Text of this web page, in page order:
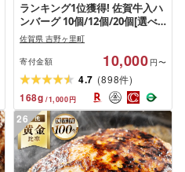
ランキング1位獲得! 佐賀牛入ハ
ンバーグ 10個/12個/20個[選べ
る容量・発送月・回数]| ハンバ
ーグ 惣菜 小分け お弁当 個包装
冷凍 おかず がばいばーぐ|吉野
ヶ里町/石丸食肉産業[レビュー
キャンペーン対象品]
[FBX005/FBX038-42]
佐賀県 吉野ヶ里町
寄付金額 10,000 円〜
4.7 (898件)
168g /1,000円
26